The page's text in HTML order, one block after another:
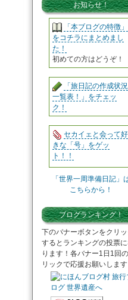
お知らせ！
「本ブログの特徴」
をコチラにまとめまし
た！
初めての方はどうぞ！
「旅日記の作成状況
一覧表！」をチェッ
ク！
セカイェと会って好
きな「号」をゲッ
ト！！
「世界一周準備日記」
こちらから！
ブログランキング！
下のバナーボタンをクリッ
するとランキングの投票
ります！各バナー1日1回
リックで応援お願いします